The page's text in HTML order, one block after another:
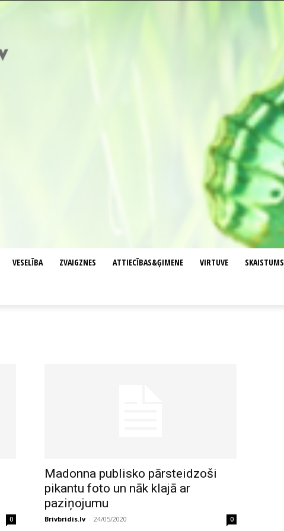
VESELĪBA ZVAIGZNES ATTIECĪBAS&ĢIMENE VIRTUVE SKAISTUMS
0
Madonna publisko pārsteidzoši
pikantu foto un nāk klajā ar
paziņojumu
Brivbridis.lv - 24/05/2020 0